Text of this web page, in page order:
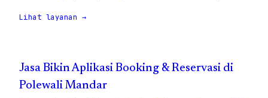
Lihat layanan →
Jasa Bikin Aplikasi Booking & Reservasi di
Polewali Mandar